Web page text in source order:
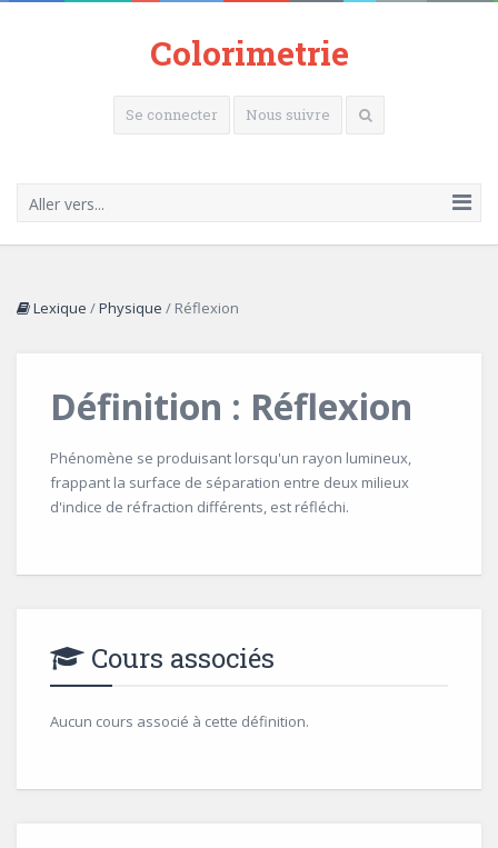
Colorimetrie
Se connecter Nous suivre
Aller vers...
Lexique /Physique / Réflexion
Définition : Réflexion
Phénomène se produisant lorsqu'un rayon lumineux,
frappant la surface de séparation entre deux milieux
d'indice de réfraction différents, est réfléchi.
Cours associés
Aucun cours associé à cette définition.